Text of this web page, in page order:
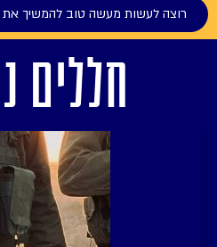
רוצה לעשות מעשה טוב להמשיך את
חללים